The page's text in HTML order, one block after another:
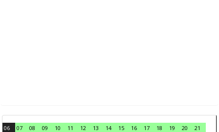
06 07 08 09 10 11 12 13 14 15 16 17 18 19 20
21